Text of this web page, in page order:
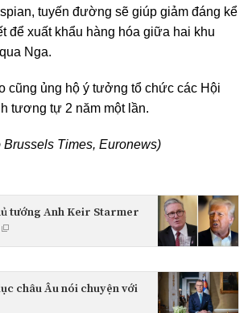
tuyến đường sẽ giúp giảm đáng kể
để xuất khẩu hàng hóa giữa hai khu
Nga.
cũng ủng hộ ý tưởng tổ chức các Hội
tương tự 2 năm một lần.
Brussels Times, Euronews)
tướng Anh Keir Starmer
châu Âu nói chuyện với